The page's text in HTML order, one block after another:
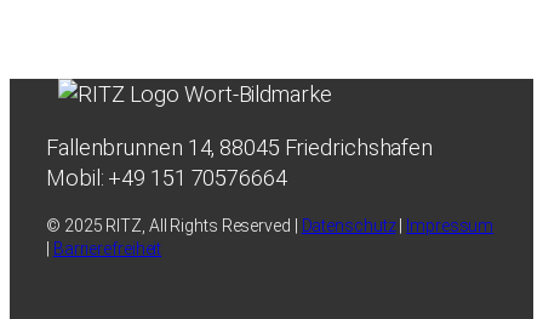
Fallenbrunnen 14, 88045 Friedrichshafen
Mobil: +49 151 70576664
© 2025 RITZ, All Rights Reserved | Datenschutz|
Impressum
Barrierefreiheit